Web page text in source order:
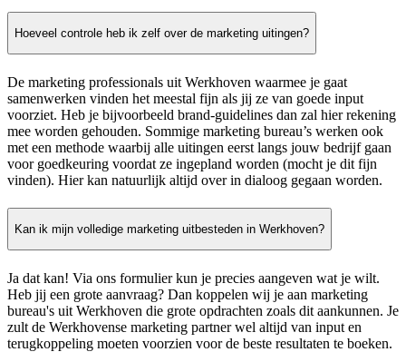
Hoeveel controle heb ik zelf over de marketing uitingen?
De marketing professionals uit Werkhoven waarmee je gaat
samenwerken vinden het meestal fijn als jij ze van goede input
voorziet. Heb je bijvoorbeeld brand-guidelines dan zal hier rekening
mee worden gehouden. Sommige marketing bureau’s werken ook
met een methode waarbij alle uitingen eerst langs jouw bedrijf gaan
voor goedkeuring voordat ze ingepland worden (mocht je dit fijn
vinden). Hier kan natuurlijk altijd over in dialoog gegaan worden.
Kan ik mijn volledige marketing uitbesteden in Werkhoven?
Ja dat kan! Via ons formulier kun je precies aangeven wat je wilt.
Heb jij een grote aanvraag? Dan koppelen wij je aan marketing
bureau's uit Werkhoven die grote opdrachten zoals dit aankunnen. Je
zult de Werkhovense marketing partner wel altijd van input en
terugkoppeling moeten voorzien voor de beste resultaten te boeken.